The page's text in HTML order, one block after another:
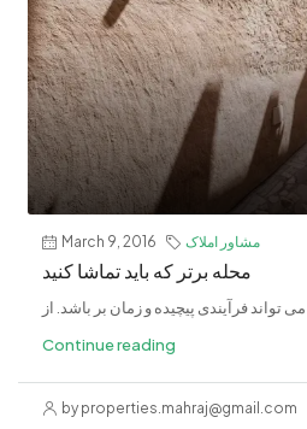
March 9, 2016 مشاور املاک
محله برتر که باید تماشا کنید
Continue reading
by properties.mahraj@gmail.com